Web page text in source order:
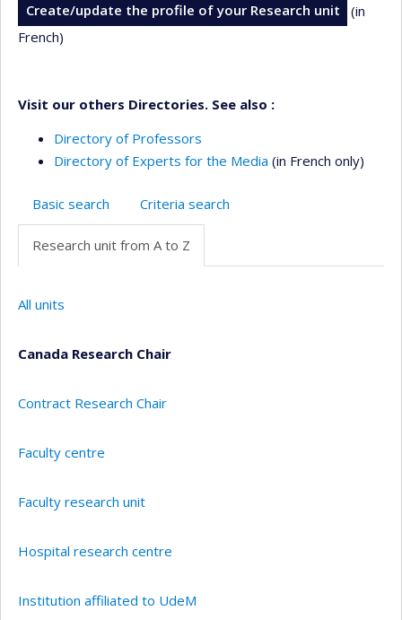
Create/update the profile of your Research unit
(in
French)
Visit our others Directories. See also :
Directory of Professors
Directory of Experts for the Media (in French only)
Basic search Criteria search
Research unit from A to Z
All units
Canada Research Chair
Contract Research Chair
Faculty centre
Faculty research unit
Hospital research centre
Institution affiliated to UdeM